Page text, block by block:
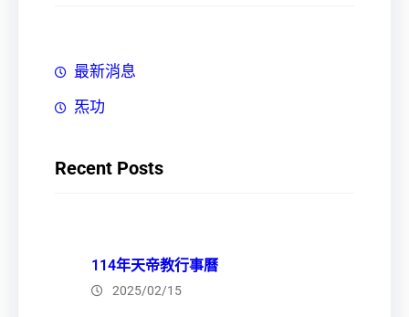
最新消息
炁功
Recent Posts
114年天帝教行事曆
2025/02/15